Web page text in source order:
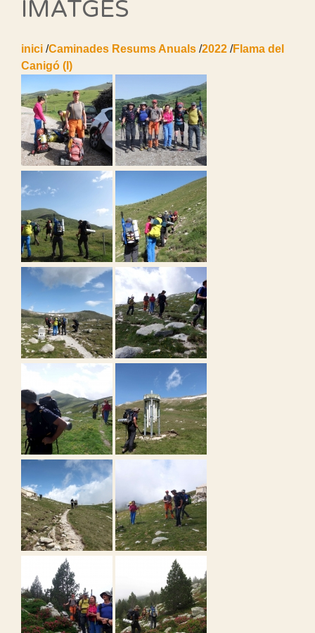
IMATGES
inici /Caminades Resums Anuals /2022 /Flama del
Canigó (I)